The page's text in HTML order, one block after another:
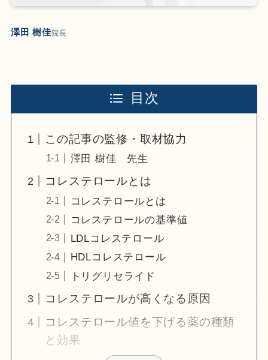
澤田 樹佳院長
目次
この記事の監修・取材協力
澤田 樹佳 先生
コレステロールとは
コレステロールとは
コレステロールの基準値
LDLコレステロール
HDLコレステロール
トリグリセライド
コレステロールが高くなる原因
コレステロール値を下げる薬の種類
と効果